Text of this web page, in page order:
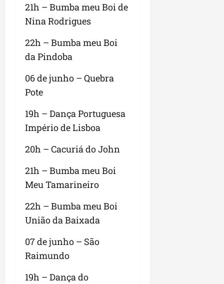
21h – Bumba meu Boi de
Nina Rodrigues
22h – Bumba meu Boi
da Pindoba
06 de junho – Quebra
Pote
19h – Dança Portuguesa
Império de Lisboa
20h – Cacuriá do John
21h – Bumba meu Boi
Meu Tamarineiro
22h – Bumba meu Boi
União da Baixada
07 de junho – São
Raimundo
19h – Dança do